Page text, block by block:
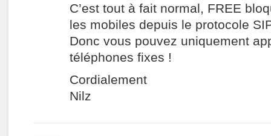
C’est tout à fait normal, FREE
les mobiles depuis le protocole
Donc vous pouvez uniquement
téléphones fixes !
Cordialement
Nilz